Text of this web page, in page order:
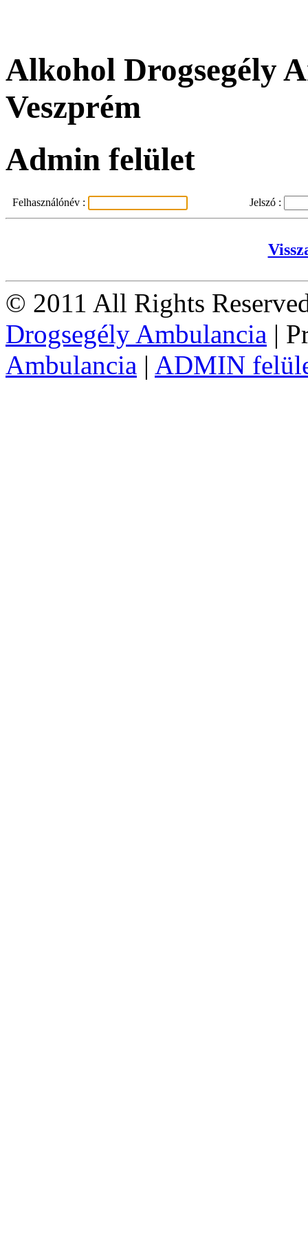
Alkohol Drogsegély
Veszprém
Admin felület
Felhasználónév : Jelszó :
© 2011 All Rights
Drogsegély Ambulancia |
Ambulancia | ADMIN